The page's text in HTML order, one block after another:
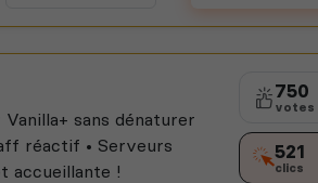
sans dénaturer
réactif • Serveurs
accueillante !
750
votes
521
clics